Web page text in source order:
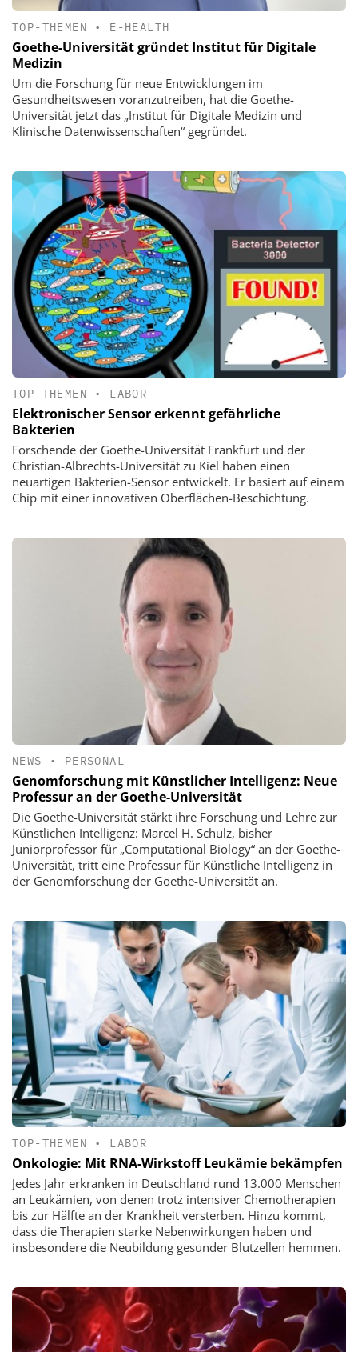
TOP-THEMEN • E-HEALTH
Goethe-Universität gründet Institut für Digitale
Medizin
Um die Forschung für neue Entwicklungen im
Gesundheitswesen voranzutreiben, hat die Goethe-
Universität jetzt das „Institut für Digitale Medizin und
Klinische Datenwissenschaften“ gegründet.
TOP-THEMEN • LABOR
Elektronischer Sensor erkennt gefährliche
Bakterien
Forschende der Goethe-Universität Frankfurt und der
Christian-Albrechts-Universität zu Kiel haben einen
neuartigen Bakterien-Sensor entwickelt. Er basiert auf einem
Chip mit einer innovativen Oberflächen-Beschichtung.
NEWS • PERSONAL
Genomforschung mit Künstlicher Intelligenz: Neue
Professur an der Goethe-Universität
Die Goethe-Universität stärkt ihre Forschung und Lehre zur
Künstlichen Intelligenz: Marcel H. Schulz, bisher
Juniorprofessor für „Computational Biology“ an der Goethe-
Universität, tritt eine Professur für Künstliche Intelligenz in
der Genomforschung der Goethe-Universität an.
TOP-THEMEN • LABOR
Onkologie: Mit RNA-Wirkstoff Leukämie bekämpfen
Jedes Jahr erkranken in Deutschland rund 13.000 Menschen
an Leukämien, von denen trotz intensiver Chemotherapien
bis zur Hälfte an der Krankheit versterben. Hinzu kommt,
dass die Therapien starke Nebenwirkungen haben und
insbesondere die Neubildung gesunder Blutzellen hemmen.